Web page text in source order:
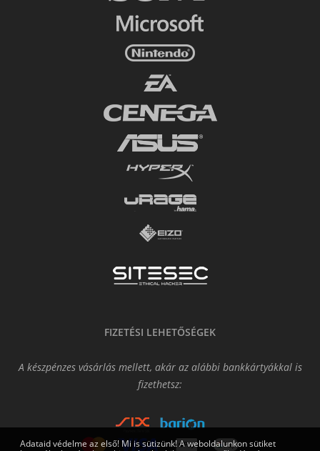
FIZETÉSI LEHETŐSÉGEK
A készpénzes vásárlás mellett, akár az alábbi bankkártyákkal is
fizethetsz:
Adataid védelme az első! Mi is sütizünk! A weboldalunkon sütiket